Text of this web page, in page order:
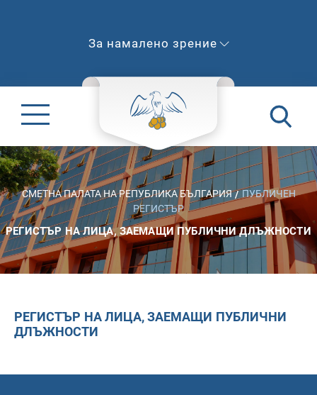
За намалено зрение
СМЕТНА ПАЛАТА НА РЕПУБЛИКА БЪЛГАРИЯ
ПУБЛИЧЕН
РЕГИСТЪР
РЕГИСТЪР НА ЛИЦА, ЗАЕМАЩИ ПУБЛИЧНИ ДЛЪЖНОСТИ
РЕГИСТЪР НА ЛИЦА, ЗАЕМАЩИ ПУБЛИЧНИ
ДЛЪЖНОСТИ